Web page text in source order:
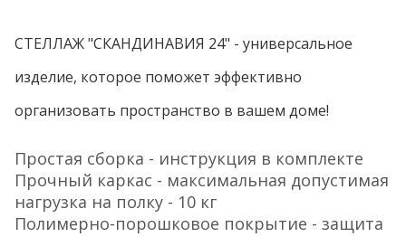
СТЕЛЛАЖ "СКАНДИНАВИЯ 24" - универсальное
изделие, которое поможет эффективно
организовать пространство в вашем доме!
Простая сборка - инструкция в комплекте
Прочный каркас - максимальная допустимая
нагрузка на полку - 10 кг
Полимерно-порошковое покрытие - защита